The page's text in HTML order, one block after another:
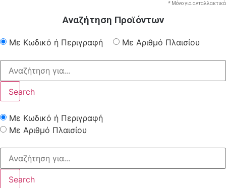
* Μόνο για ανταλλακτικά
Αναζήτηση Προϊόντων
Με Κωδικό ή Περιγραφή Με Αριθμό Πλαισίου
Search
Με Κωδικό ή Περιγραφή
Με Αριθμό Πλαισίου
Search